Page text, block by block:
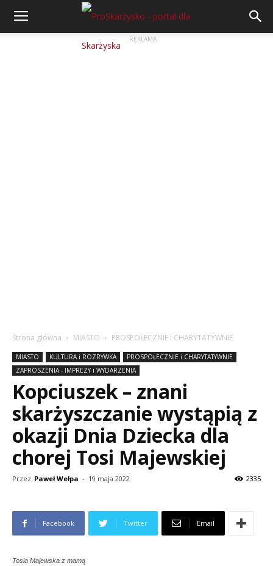
REKLAMA
Strona główna MIASTO PROSPOŁECZNIE i CHARYTATYWNIE
MIASTO KULTURA i ROZRYWKA
PROSPOŁECZNIE i CHARYTATYWNIE
ZAPROSZENIA - IMPREZY i WYDARZENIA
Kopciuszek – znani
skarżyszczanie wystąpią z
okazji Dnia Dziecka dla
chorej Tosi Majewskiej
Przez Paweł Wełpa - 19 maja 2022 2335
Facebook Twitter Email
Tosia Majewska z mamą